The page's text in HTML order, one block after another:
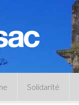
Solidarité